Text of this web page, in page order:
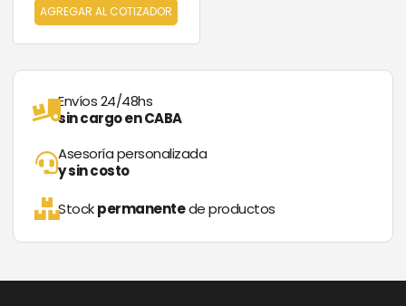
AGREGAR AL COTIZADOR
Envíos 24/48hs
sin cargo en CABA
Asesoría personalizada
y sin costo
Stockpermanentede productos